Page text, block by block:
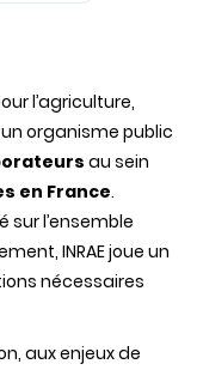
l’agriculture,
organisme public
au sein
en France.
l’ensemble
INRAE joue un
nécessaires
aux enjeux de